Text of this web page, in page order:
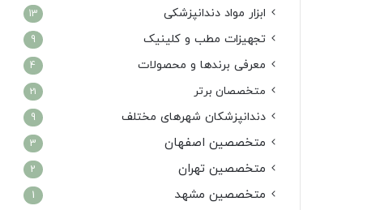
ابزار مواد دندانپزشکی 13
تجهیزات مطب و کلینیک 9
معرفی برندها و محصولات 4
متخصصان برتر 21
دندانپزشکان شهرهای مختلف 9
متخصصین اصفهان 3
متخصصین تهران 2
متخصصین مشهد 1